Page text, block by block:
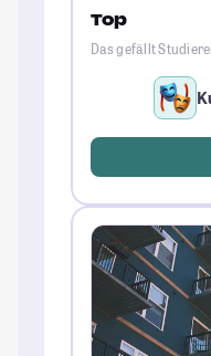
Top
Das gefällt